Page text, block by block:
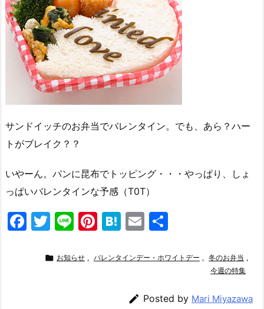
サンドイッチのお弁当でバレンタイン。でも、あら？ハー
トがブレイク？？
いやーん。パンに昆布でトッピング・・・やっぱり、しょ
っぱいバレンタインな予感（T0T）
F
T
itt
Li
e
Pi
er
H
e
a
E
ai
 お知らせ , バレンタインデー・ホワイトデー , 冬のお弁当 ,
今週の特集
 Posted by Mari Miyazawa